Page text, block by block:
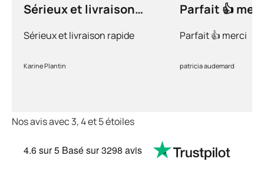
Sérieux et livraison
Sérieux et livraison rapide
Karine Plantin
Parfait 👍
Parfait 👍 merci
patricia audemard
Nos avis avec 3, 4 et 5 étoiles
4.6sur 5 Basé sur3298 avis